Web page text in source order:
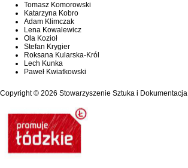
Tomasz Komorowski
Katarzyna Kobro
Adam Klimczak
Lena Kowalewicz
Ola Kozioł
Stefan Krygier
Roksana Kularska-Król
Lech Kunka
Paweł Kwiatkowski
Copyright © 2026 Stowarzyszenie Sztuka i Dokumentacja